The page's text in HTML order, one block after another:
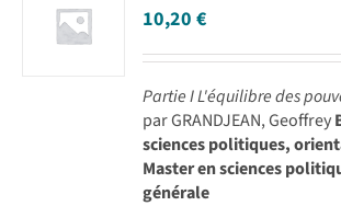
10,20€
Partie I L'équilibre des
par GRANDJEAN, Geoffrey
sciences politiques,
Master en sciences
générale